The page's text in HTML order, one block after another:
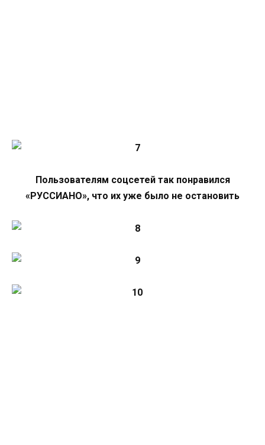
Пользователям соцсетей так понравился
«РУССИАНО», что их уже было не остановить